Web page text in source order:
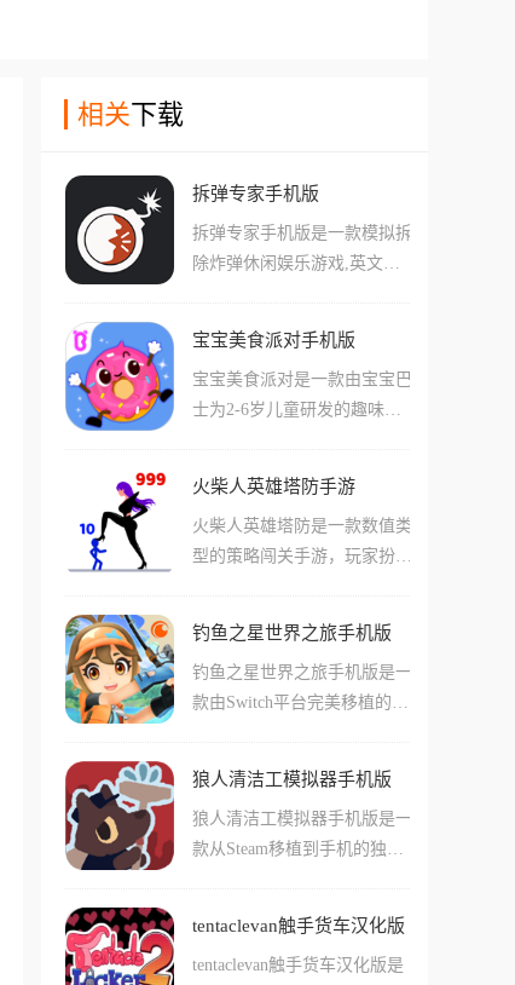
相关下载
拆弹专家手机版
拆弹专家手机版是一款模拟拆
除炸弹休闲娱乐游戏,英文名
炸、拆弹能手。游戏支持双人
和多人游玩,玩家将和好友一
起拆除炸弹,一不小心,炸弹就
中,玩家一方扮演拆弹者,目标
另一方则扮演拆弹专家,通过
使用拆弹手册指引你完成拆弹
册,专家也看不到炸弹,所以每
则闯关失败。
宝宝美食派对手机版
宝宝美食派对是一款由宝宝巴
士为2-6岁儿童研发的趣味食
了可爱的卡通形象，它们不仅
会说话，宝贝的任务就是帮助
这些美食朋友装扮自己，参加
澡、换装、装饰等互动，孩子
食物的制作过程，并建立起对
食物的初步认知。
火柴人英雄塔防手游
火柴人英雄塔防是一款数值类
型的策略闯关手游，玩家扮演
层城堡，解救被困在塔顶的公
主，游戏的玩法很简单，塔里
的每个敌人头上都顶着一个代
大鱼吃小鱼一样，精准计算每
字的游戏中存活下去。
钓鱼之星世界之旅手机版
钓鱼之星世界之旅手机版是一
款由Switch平台完美移植的高
风，更通过40多个风格各异的
全球钓点，为你构建了一个庞
大的钓鱼宇宙，你可以从各具
通过不断磨练技巧和升级装
的菜鸟，进化成为横跨极地与
狼人清洁工模拟器手机版
狼人清洁工模拟器手机版是一
款从Steam移植到手机的独特
狼人诅咒的清洁工凯尔，为了
凑齐房租不得不接受七天无偿
tentaclevan触手货车汉化版
tentaclevan触手货车汉化版是